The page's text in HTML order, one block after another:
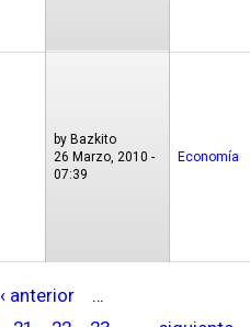
by Bazkito
26 Marzo, 2010 -
07:39
Economía
‹ anterior
…